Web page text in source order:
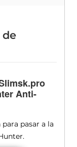
Anti-
pasar a la